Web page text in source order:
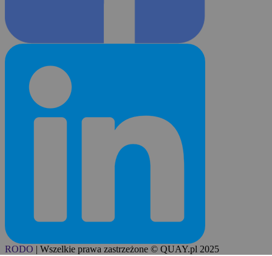
RODO | Wszelkie prawa zastrzeżone © QUAY.pl 2025